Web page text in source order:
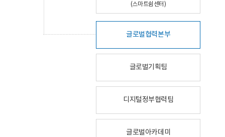
(스마트쉼센터)
글로벌협력본부
글로벌기획팀
디지털정부협력팀
글로벌아카데미